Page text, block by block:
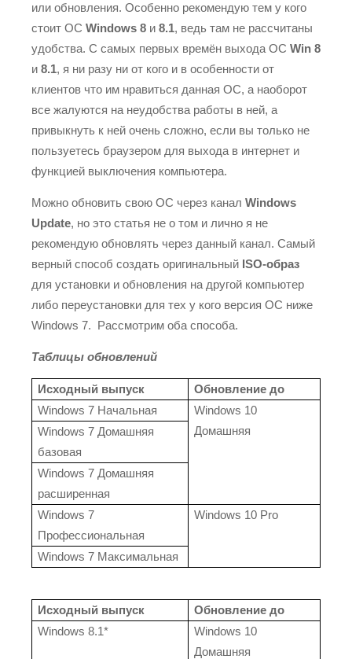
или обновления. Особенно рекомендую тем у кого
стоит ОС Windows 8 и 8.1, ведь там не рассчитаны
удобства. С самых первых времён выхода ОС Win 8
и 8.1, я ни разу ни от кого и в особенности от
клиентов что им нравиться данная ОС, а наоборот
все жалуются на неудобства работы в ней, а
привыкнуть к ней очень сложно, если вы только не
пользуетесь браузером для выхода в интернет и
функцией выключения компьютера.
Можно обновить свою ОС через канал Windows
Update, но это статья не о том и лично я не
рекомендую обновлять через данный канал. Самый
верный способ создать оригинальный ISO-образ
для установки и обновления на другой компьютер
либо переустановки для тех у кого версия ОС ниже
Windows 7. Рассмотрим оба способа.
Таблицы обновлений
Исходный выпуск
Обновление до
Windows 7 Начальная
Windows 10
Домашняя
Windows 7 Домашняя
базовая
Windows 7 Домашняя
расширенная
Windows 7
Профессиональная
Windows 10 Pro
Windows 7 Максимальная
Исходный выпуск
Обновление до
Windows 8.1*
Windows 10
Домашняя